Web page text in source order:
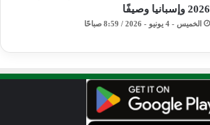
2026 وإسبانيا وصيفًا
الخميس - 4 يونيو - 2026 / 8:59 صباحًا